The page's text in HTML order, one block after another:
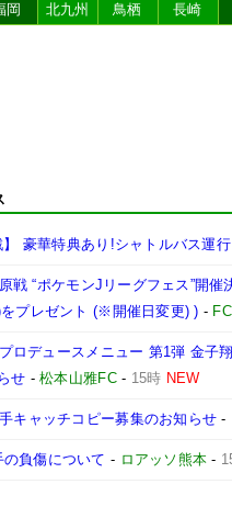
岡 北九州 鳥栖 長崎
】 豪華特典あり!シャトルバス運
戦 “ポケモンJリーグフェス”開
プレゼント (※開催日変更) ) -
ロデュースメニュー 第1弾 金子
せ -松本山雅FC- 15時 NEW
キャッチコピー募集のお知らせ -
負傷について - ロアッソ熊本 -